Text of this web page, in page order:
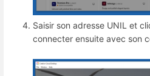
Saisir son adresse UNIL et
connecter ensuite avec son